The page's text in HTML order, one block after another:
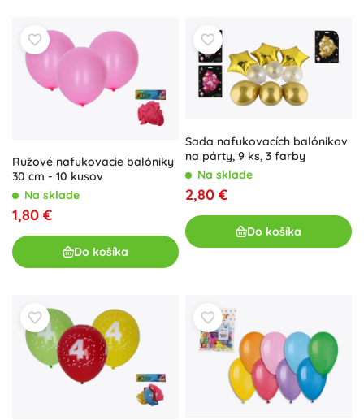
Ružové nafukovacie balóniky
30 cm - 10 kusov
Na sklade
1,80 €
Do košíka
Sada nafukovacích balónikov
na párty, 9 ks, 3 farby
Na sklade
2,80 €
Do košíka